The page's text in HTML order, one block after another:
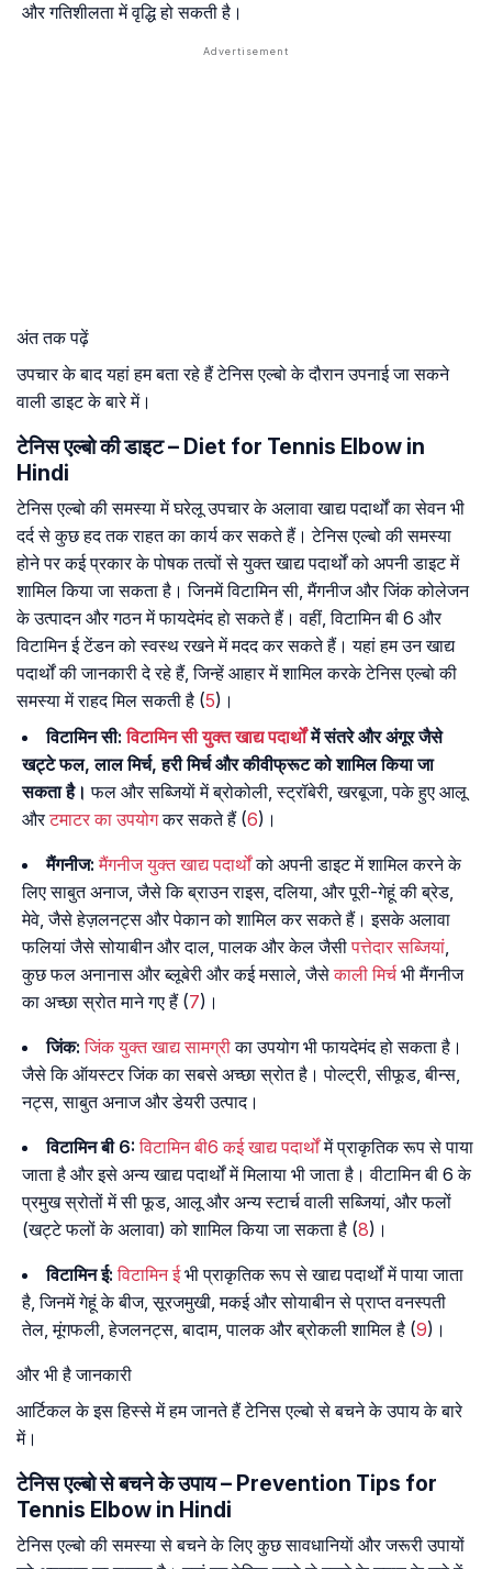
और गतिशीलता में वृद्धि हो सकती है।
अंत तक पढ़ें
उपचार के बाद यहां हम बता रहे हैं टेनिस एल्बो के दौरान उपनाई जा सकने
वाली डाइट के बारे में।
टेनिस एल्बो की डाइट – Diet for Tennis Elbow in
Hindi
टेनिस एल्बो की समस्या में घरेलू उपचार के अलावा खाद्य पदार्थों का सेवन भी
दर्द से कुछ हद तक राहत का कार्य कर सकते हैं। टेनिस एल्बो की समस्या
होने पर कई प्रकार के पोषक तत्वों से युक्त खाद्य पदार्थों को अपनी डाइट में
शामिल किया जा सकता है। जिनमें विटामिन सी, मैंगनीज और जिंक कोलेजन
के उत्पादन और गठन में फायदेमंद हाे सकते हैं। वहीं, विटामिन बी 6 और
विटामिन ई टेंडन को स्वस्थ रखने में मदद कर सकते हैं। यहां हम उन खाद्य
पदार्थों की जानकारी दे रहे हैं, जिन्हें आहार में शामिल करके टेनिस एल्बो की
समस्या में राहद मिल सकती है (5)।
विटामिन सी:विटामिन सी युक्त खाद्य पदार्थोंमें संतरे और अंगूर जैसे
खट्टे फल, लाल मिर्च, हरी मिर्च और कीवीफ्रूट को शामिल किया जा
सकता है। फल और सब्जियाें में ब्रोकोली, स्ट्रॉबेरी, खरबूजा, पके हुए आलू
औरटमाटर का उपयोगकर सकते हैं (6)।
मैंगनीज: मैंगनीज युक्त खाद्य पदार्थोंको अपनी डाइट में शामिल करने के
लिए साबुत अनाज, जैसे कि ब्राउन राइस, दलिया, और पूरी-गेहूं की ब्रेड,
मेवे, जैसे हेज़लनट्स और पेकान को शामिल कर सकते हैं। इसके अलावा
फलियां जैसे सोयाबीन और दाल, पालक और केल जैसीपत्तेदार सब्जियां,
कुछ फल अनानास और ब्लूबेरी और कई मसाले, जैसेकाली मिर्च भी मैंगनीज
का अच्छा स्रोत माने गए हैं (7)।
जिंक: जिंक युक्त खाद्य सामग्रीका उपयोग भी फायदेमंद हो सकता है।
जैसे कि ऑयस्टर जिंक का सबसे अच्छा स्रोत है। पोल्ट्री, सीफूड, बीन्स,
नट्स, साबुत अनाज और डेयरी उत्पाद।
विटामिन बी 6: विटामिन बी6 कई खाद्य पदार्थोंमें प्राकृतिक रूप से पाया
जाता है और इसे अन्य खाद्य पदार्थों में मिलाया भी जाता है। वीटामिन बी 6 के
प्रमुख स्रोतों में सी फूड, आलू और अन्य स्टार्च वाली सब्जियां, और फलों
(खट्टे फलों के अलावा) को शामिल किया जा सकता है (8)।
विटामिन ई: विटामिन ईभी प्राकृतिक रूप से खाद्य पदार्थों में पाया जाता
है, जिनमें गेहूं के बीज, सूरजमुखी, मकई और सोयाबीन से प्राप्त वनस्पती
तेल, मूंगफली, हेजलनट्स, बादाम, पालक और ब्रोकली शामिल है (9)।
और भी है जानकारी
आर्टिकल के इस हिस्से में हम जानते हैं टेनिस एल्बो से बचने के उपाय के बारे
में।
टेनिस एल्बो से बचने के उपाय – Prevention Tips for
Tennis Elbow in Hindi
टेनिस एल्बो की समस्या से बचने के लिए कुछ सावधानियाें और जरूरी उपायों